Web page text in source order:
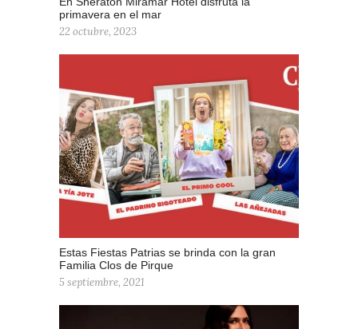
primavera en el mar
22 octubre, 2023
Estas Fiestas Patrias se brinda con la gran
Familia Clos de Pirque
5 septiembre, 2021